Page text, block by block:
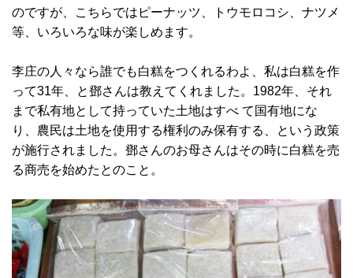
のですが、こちらではピーナッツ、トウモロコシ、ナツメ
等、いろいろな味が楽しめます。
李庄の人々なら誰でも白糕をつくれるわよ、私は白糕を作
って31年、と鄧さんは教えてくれました。1982年、それ
まで私有地として持っていた土地はすべ て国有地にな
り、農民は土地を使用する権利のみ保有する、という政策
が施行されました。鄧さんのお母さんはその時に白糕を売
る商売を始めたとのこと。